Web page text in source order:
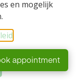
Reserved.
en mogelijk